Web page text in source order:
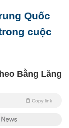
Quốc
cuộc
Bằng Lăng
Copy link